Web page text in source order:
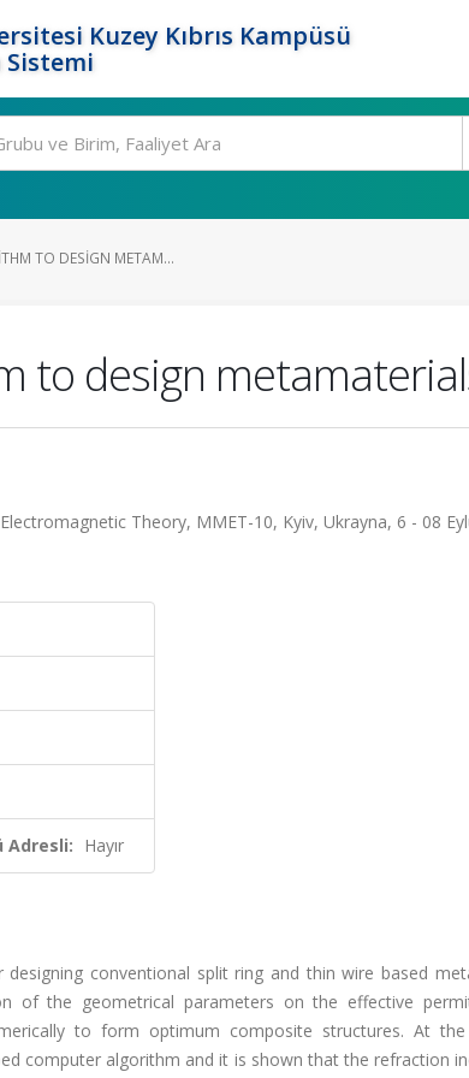
Kuzey Kıbrıs Kampüsü
TO DESIGN METAM...
to design
Theory, MMET-10, Kyiv, Ukrayna, 6 - 08
Adresli: Hayır
conventional split ring and thin wire based
of the geometrical parameters on the effective
to form optimum composite structures. At
computer algorithm and it is shown that the refraction